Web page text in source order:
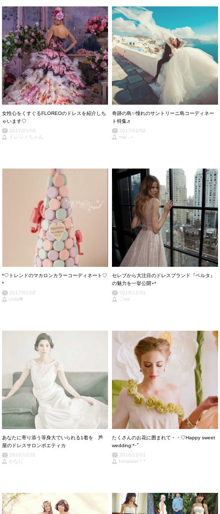
女性心をくすぐるFLOREOのドレスを紹介しち
ゃいます♡
2017/01/04
ドレシィちゃん
奇跡の島✨憧れのサントリーニ島コーディネー
ト特集♬
2017/01/02
mai ⸝⋆
*♡トレンドのマカロンカラーコーディネート♡
*
2017/01/02
chibi✾
セレブから大注目のドレスブランド『ベルタ』
の魅力を一挙公開⋆*
2016/12/31
♡mii
あなたに寄り添う等身大でいられる1着を 芦
屋のドレスサロンポエティカ
2016/12/31
かなに
たくさんのお花に囲まれて・・♡Happy sweet
wedding:*･ﾟ
2016/12/31
himawari＊*